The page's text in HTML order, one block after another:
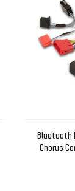
Bluetooth
Chorus